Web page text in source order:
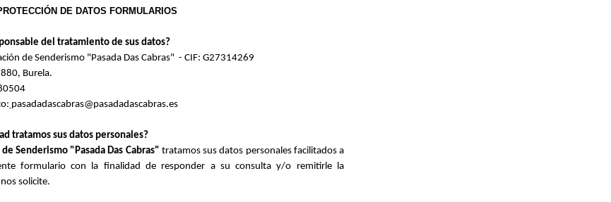
DE DATOS FORMULARIOS
del tratamiento de sus datos?
de Senderismo "Pasada Das Cabras" - CIF: G27314269
Burela.
pasadadascabras@pasadadascabras.es
tratamos sus datos personales?
Senderismo "Pasada Das Cabras" tratamos sus datos personales facilitados a
formulario con la finalidad de responder a su consulta y/o remitirle la
solicite.